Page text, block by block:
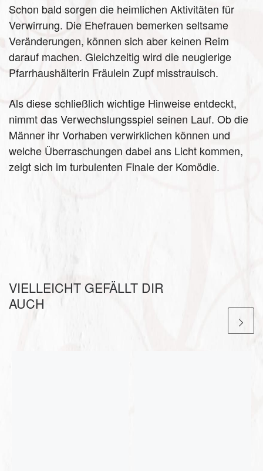
Schon bald sorgen die heimlichen Aktivitäten für
Verwirrung. Die Ehefrauen bemerken seltsame
Veränderungen, können sich aber keinen Reim
darauf machen. Gleichzeitig wird die neugierige
Pfarrhaushälterin Fräulein Zupf misstrauisch.
Als diese schließlich wichtige Hinweise entdeckt,
nimmt das Verwechslungsspiel seinen Lauf. Ob die
Männer ihr Vorhaben verwirklichen können und
welche Überraschungen dabei ans Licht kommen,
zeigt sich im turbulenten Finale der Komödie.
VIELLEICHT GEFÄLLT DIR
AUCH